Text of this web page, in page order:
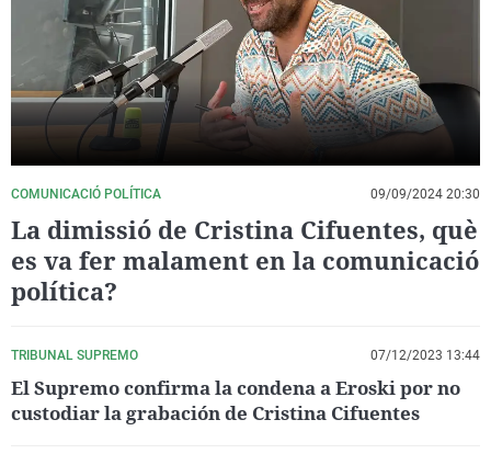
La rosa de los vientos
Gente viajera
Como el perro y el
Caso
Retornados
Equipo de
Operación Viuda
Extremadura
Galicia
La Rioja
Navarra
País Vasco
Virales
Televisión
Elecciones
COMUNICACIÓ POLÍTICA 09/09/2024 20:30
La dimissió de Cristina Cifuentes, què
es va fer malament en la comunicació
política?
TRIBUNAL SUPREMO 07/12/2023 13:44
El Supremo confirma la condena a Eroski por no
custodiar la grabación de Cristina Cifuentes